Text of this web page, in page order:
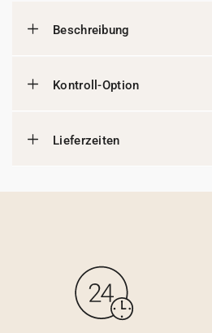
Beschreibung
Kontroll-Option
Lieferzeiten